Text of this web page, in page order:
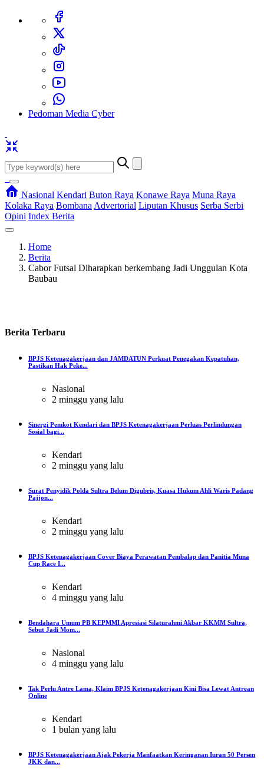
Pedoman Media Cyber
Nasional Kendari Buton Raya Konawe Raya Muna Raya
Kolaka Raya Bombana Advertorial Liputan Khusus Serba Serbi
Opini Index Berita
Home
Berita
Cabor Futsal Diharapkan berkembang Jadi Unggulan Kota
Baubau
Berita Terbaru
BPJS Ketenagakerjaan dan JAMDATUN Perkuat Penegakan Kepatuhan,
Pastikan Hak Peke...
Nasional
2 minggu yang lalu
Sinergi Pemkot Kendari dan BPJS Ketenagakerjaan Perluas Perlindungan
Sosial bagi...
Kendari
2 minggu yang lalu
Surat Penyidik Polda Sultra Belum Digubris, Kuasa Hukum Ahli Waris Padang
Pajjon...
Kendari
2 minggu yang lalu
BPJS Ketenagakerjaan Cover Biaya Perawatan Pembalap dan Panitia Muna
Cup Race I...
Kendari
4 minggu yang lalu
Bendahara Umum PB KEPMMI Apresiasi Silaturahmi Akbar KKMM Sultra,
Sebut Jadi Mom...
Nasional
4 minggu yang lalu
Tak Perlu Antre Lama, Klaim BPJS Ketenagakerjaan Kini Bisa Lewat Antrean
Online
Kendari
1 bulan yang lalu
BPJS Ketenagakerjaan Ajak Pekerja Manfaatkan Keringanan Iuran 50 Persen
JKK dan...